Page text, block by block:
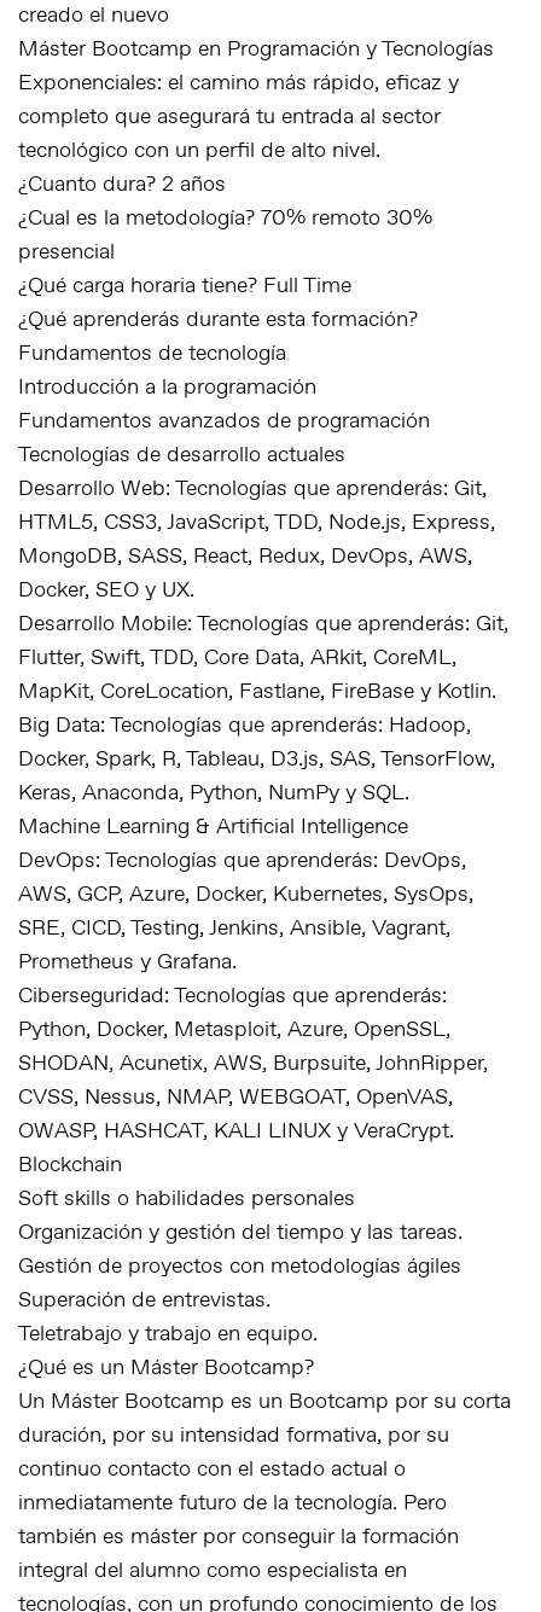
creado el nuevo
Máster Bootcamp en Programación y Tecnologías
Exponenciales: el camino más rápido, eficaz y
completo que asegurará tu entrada al sector
tecnológico con un perfil de alto nivel.
¿Cuanto dura? 2 años
¿Cual es la metodología? 70% remoto 30%
presencial
¿Qué carga horaria tiene? Full Time
¿Qué aprenderás durante esta formación?
Fundamentos de tecnología
Introducción a la programación
Fundamentos avanzados de programación
Tecnologías de desarrollo actuales
Desarrollo Web: Tecnologías que aprenderás: Git,
HTML5, CSS3, JavaScript, TDD, Node.js, Express,
MongoDB, SASS, React, Redux, DevOps, AWS,
Docker, SEO y UX.
Desarrollo Mobile: Tecnologías que aprenderás: Git,
Flutter, Swift, TDD, Core Data, ARkit, CoreML,
MapKit, CoreLocation, Fastlane, FireBase y Kotlin.
Big Data: Tecnologías que aprenderás: Hadoop,
Docker, Spark, R, Tableau, D3.js, SAS, TensorFlow,
Keras, Anaconda, Python, NumPy y SQL.
Machine Learning & Artificial Intelligence
DevOps: Tecnologías que aprenderás: DevOps,
AWS, GCP, Azure, Docker, Kubernetes, SysOps,
SRE, CICD, Testing, Jenkins, Ansible, Vagrant,
Prometheus y Grafana.
Ciberseguridad: Tecnologías que aprenderás:
Python, Docker, Metasploit, Azure, OpenSSL,
SHODAN, Acunetix, AWS, Burpsuite, JohnRipper,
CVSS, Nessus, NMAP, WEBGOAT, OpenVAS,
OWASP, HASHCAT, KALI LINUX y VeraCrypt.
Blockchain
Soft skills o habilidades personales
Organización y gestión del tiempo y las tareas.
Gestión de proyectos con metodologías ágiles
Superación de entrevistas.
Teletrabajo y trabajo en equipo.
¿Qué es un Máster Bootcamp?
Un Máster Bootcamp es un Bootcamp por su corta
duración, por su intensidad formativa, por su
continuo contacto con el estado actual o
inmediatamente futuro de la tecnología. Pero
también es máster por conseguir la formación
integral del alumno como especialista en
tecnologías, con un profundo conocimiento de los